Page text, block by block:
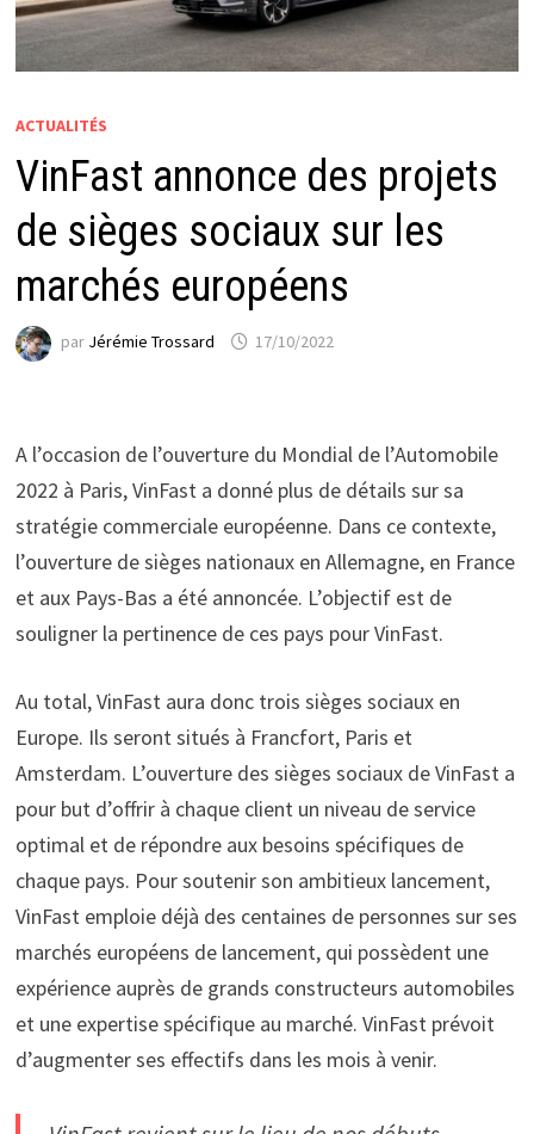
ACTUALITÉS
VinFast annonce des projets
de sièges sociaux sur les
marchés européens
par Jérémie Trossard 17/10/2022
A l’occasion de l’ouverture du Mondial de l’Automobile
2022 à Paris, VinFast a donné plus de détails sur sa
stratégie commerciale européenne. Dans ce contexte,
l’ouverture de sièges nationaux en Allemagne, en France
et aux Pays-Bas a été annoncée. L’objectif est de
souligner la pertinence de ces pays pour VinFast.
Au total, VinFast aura donc trois sièges sociaux en
Europe. Ils seront situés à Francfort, Paris et
Amsterdam. L’ouverture des sièges sociaux de VinFast a
pour but d’offrir à chaque client un niveau de service
optimal et de répondre aux besoins spécifiques de
chaque pays. Pour soutenir son ambitieux lancement,
VinFast emploie déjà des centaines de personnes sur ses
marchés européens de lancement, qui possèdent une
expérience auprès de grands constructeurs automobiles
et une expertise spécifique au marché. VinFast prévoit
d’augmenter ses effectifs dans les mois à venir.